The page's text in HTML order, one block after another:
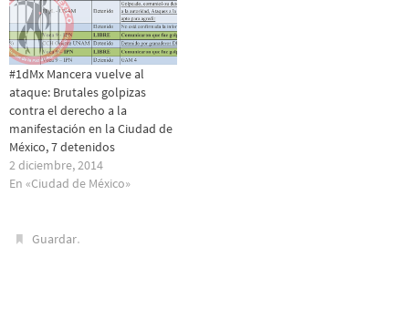
#1dMx Mancera vuelve al
ataque: Brutales golpizas
contra el derecho a la
manifestación en la Ciudad de
México, 7 detenidos
2 diciembre, 2014
En «Ciudad de México»
Guardar.